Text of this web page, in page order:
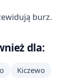
burz.
dla:
Kiczewo